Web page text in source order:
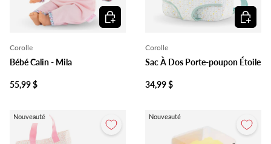
Corolle
Bébé Calin - Mila
55,99 $
Ajouter au panier
Corolle
Sac À Dos Porte-poupon Étoile
34,99 $
Ajouter
Nouveauté Nouveauté